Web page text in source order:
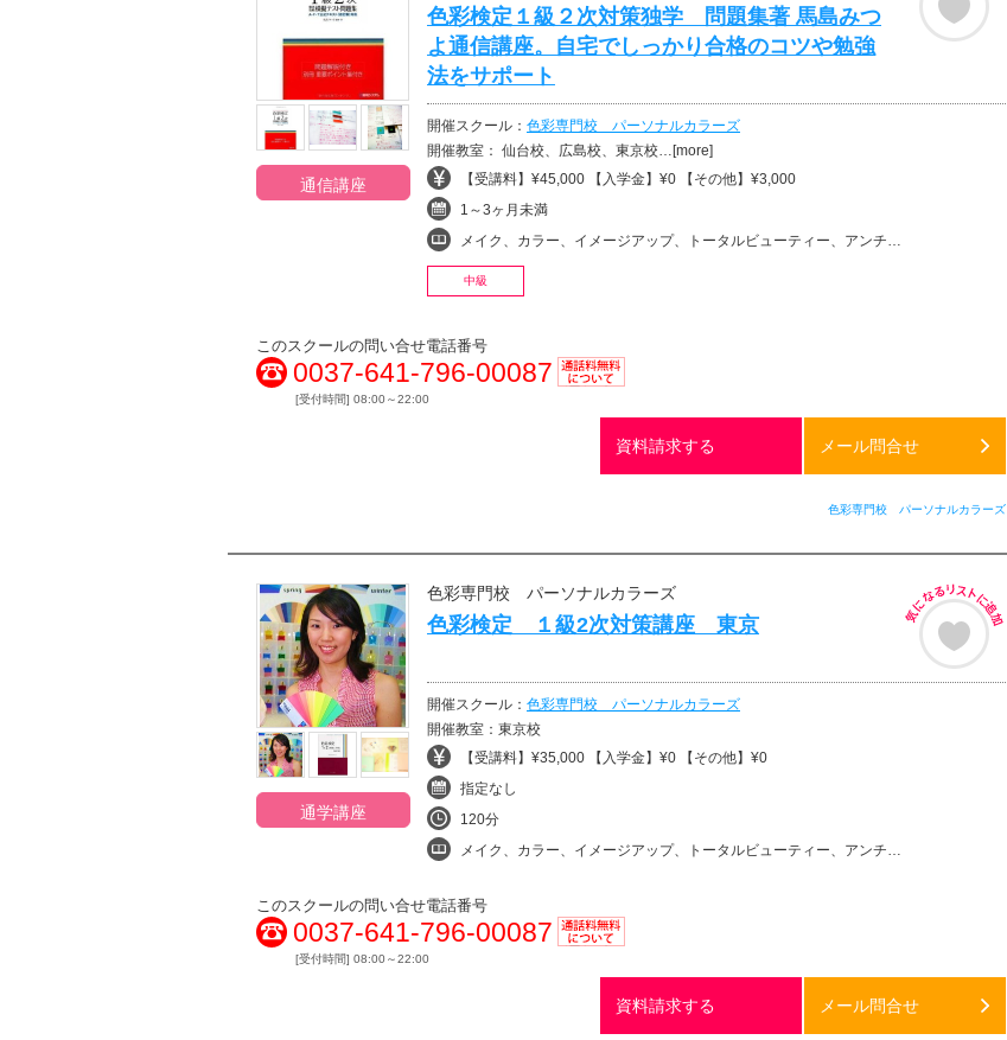
通信講座
色彩検定１級２次対策独学 問題集著 馬島みつ
よ通信講座。自宅でしっかり合格のコツや勉強
法をサポート
開催スクール： 色彩専門校 パーソナルカラーズ
開催教室： 仙台校、広島校、東京校…[more]
【受講料】¥45,000 【入学金】¥0 【その他】¥3,000
1～3ヶ月未満
メイク、カラー、イメージアップ、トータルビューティー、アンチエイジング、美容その他
中級
このスクールの問い合せ電話番号
0037-641-796-00087
無料
[受付時間] 08:00～22:00
資料請求する メール問合せ
色彩専門校 パーソナルカラーズ
通学講座
色彩専門校 パーソナルカラーズ
色彩検定 １級2次対策講座 東京
開催スクール： 色彩専門校 パーソナルカラーズ
開催教室：東京校
【受講料】¥35,000 【入学金】¥0 【その他】¥0
指定なし
120分
メイク、カラー、イメージアップ、トータルビューティー、アンチエイジング、美容その他
このスクールの問い合せ電話番号
0037-641-796-00087
無料
[受付時間] 08:00～22:00
資料請求する メール問合せ